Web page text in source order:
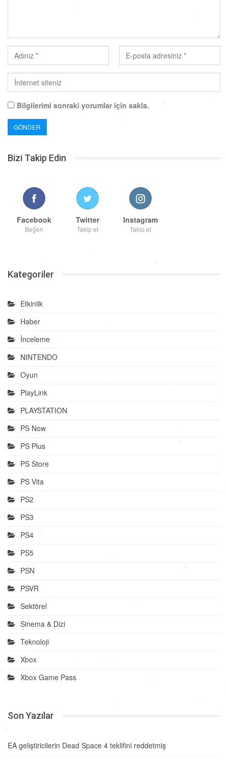
Bilgilerimi sonraki yorumlar için sakla.
Bizi Takip Edin
Facebook
Beğen
Twitter
Takip et
Instagram
Takip et
Kategoriler
Etkinlik
Haber
İnceleme
NINTENDO
Oyun
PlayLink
PLAYSTATION
PS Now
PS Plus
PS Store
PS Vita
PS2
PS3
PS4
PS5
PSN
PSVR
Sektörel
Sinema & Dizi
Teknoloji
Xbox
Xbox Game Pass
Son Yazılar
EA geliştiricilerin Dead Space 4 teklifini reddetmiş